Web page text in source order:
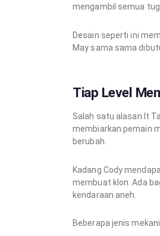
mengambil semua
Desain seperti ini
May sama sama
Tiap Level
Salah satu alasan It
membiarkan pemain
berubah.
Kadang Cody
membuat klon. Ada
kendaraan aneh.
Beberapa jenis